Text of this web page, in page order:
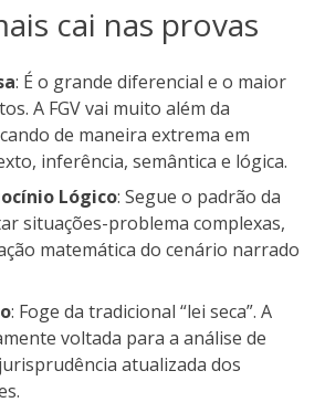
cai nas provas
: É o grande diferencial e o maior
A FGV vai muito além da
de maneira extrema em
inferência, semântica e lógica.
Lógico: Segue o padrão da
situações-problema complexas,
matemática do cenário narrado
: Foge da tradicional “lei seca”. A
voltada para a análise de
atualizada dos